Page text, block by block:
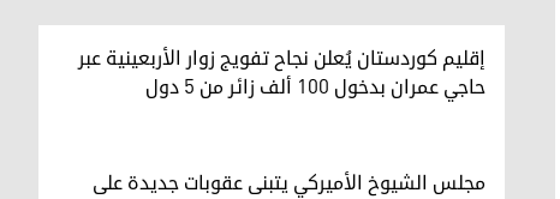
إقليم كوردستان يُعلن نجاح تفويج زوار الأربعينية عبر
حاجي عمران بدخول 100 ألف زائر من 5 دول
مجلس الشيوخ الأميركي يتبنى عقوبات جديدة على